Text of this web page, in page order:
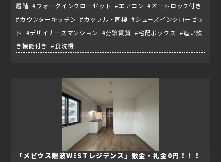
層階 #ウォークインクローゼット #エアコン #オートロック付き
#カウンターキッチン #カップル・同棲 #シューズインクローゼッ
ト #デザイナーズマンション #分譲賃貸 #宅配ボックス #追い炊
き機能付き #食洗機
「メビウス難波WESTレジデンス」敷金・礼金0円！！！